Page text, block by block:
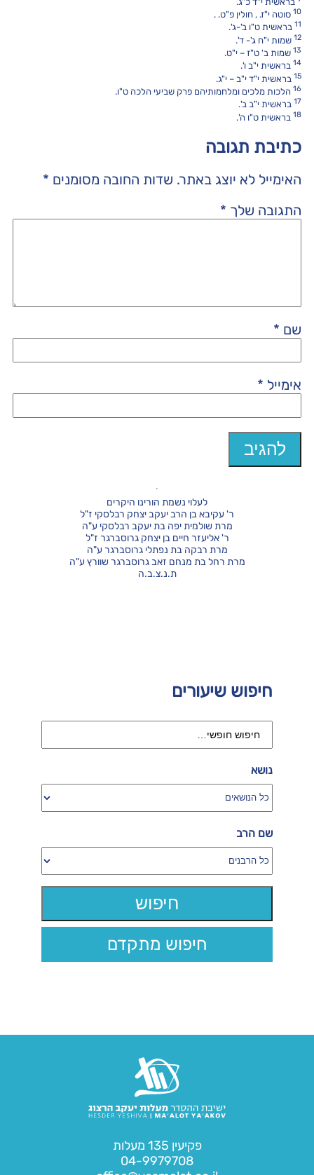
10 סוטה י"ז. , חולין פ"ט. .
11 בראשית ט"ו ב'-ג'.
12 שמות י"ח ג'- ד'.
13 שמות ב' ט"ז – י"ט.
14 בראשית י"ב ו'.
15 בראשית י"ד י"ב – י"ג.
16 הלכות מלכים ומלחמותיהם פרק שביעי הלכה ט"ו.
17 בראשית י"ב ב'.
18 בראשית ט"ו ה'.
כתיבת תגובה
האימייל לא יוצג באתר. שדות החובה מסומנים *
התגובה שלך *
שם *
אימייל *
חיפוש שיעורים
נושא
שם הרב
חיפוש מתקדם
לעלוי נשמת הורינו היקרים
ר' עקיבא בן הרב יעקב יצחק רבלסקי ז"ל
מרת שולמית יפה בת יעקב רבלסקי ע"ה
ר' אליעזר חיים בן יצחק גרוסברגר ז"ל
מרת רבקה בת נפתלי גרוסברגר ע"ה
מרת רחל בת מנחם זאב גרוסברגר שוורץ ע"ה
ת.נ.צ.ב.ה
פקיעין 135 מעלות
04-9979708